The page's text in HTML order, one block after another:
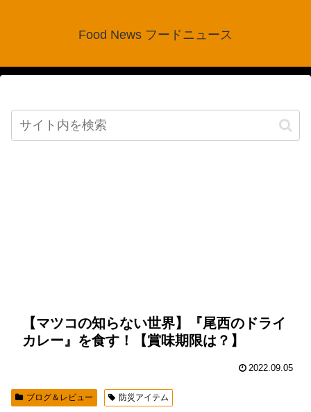
Food News フードニュース
【マツコの知らない世界】『尾西のドライ
カレー』を食す！【賞味期限は？】
2022.09.05
ブログ＆レビュー 防災アイテム